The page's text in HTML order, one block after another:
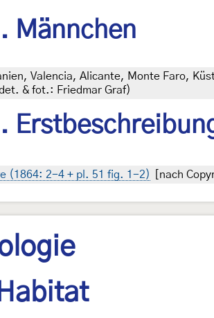
Männchen
Valencia, Alicante, Monte Faro,
& fot.: Friedmar Graf)
(1864: 2-4 + pl. 51 fig. 1-2) [nach